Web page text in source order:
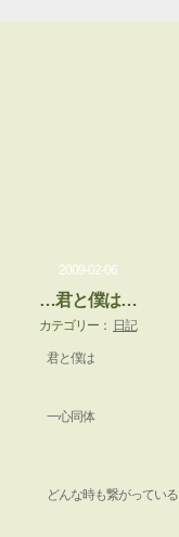
2009-02-06
…君と僕は…
カテゴリー： 日記
君と僕は
一心同体
どんな時も繋がっている